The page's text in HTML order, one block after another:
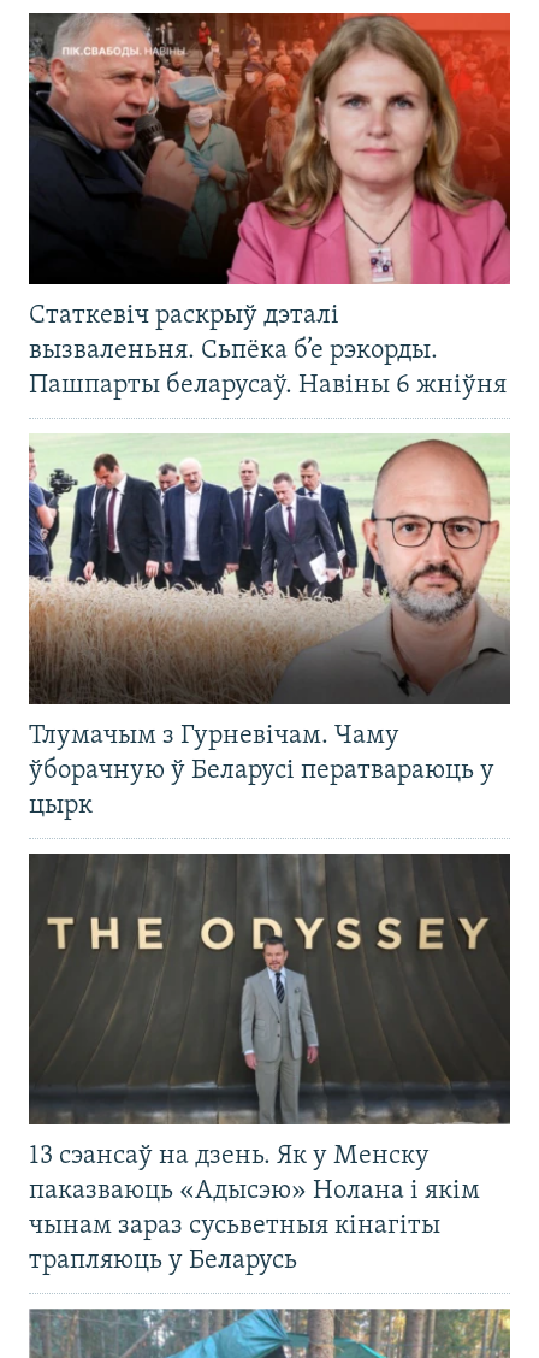
Статкевіч раскрыў дэталі
вызваленьня. Сьпёка б’е рэкорды.
Пашпарты беларусаў. Навіны 6 жніўня
Тлумачым з Гурневічам. Чаму
ўборачную ў Беларусі ператвараюць у
цырк
13 сэансаў на дзень. Як у Менску
паказваюць «Адысэю» Нолана і якім
чынам зараз сусьветныя кінагіты
трапляюць у Беларусь